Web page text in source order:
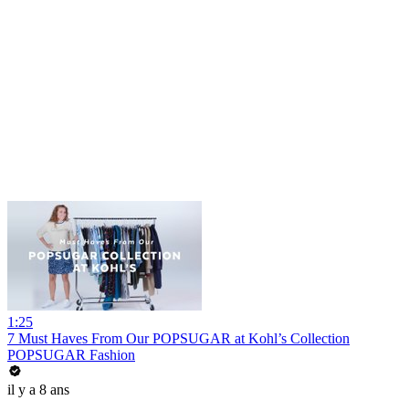
1:25
7 Must Haves From Our POPSUGAR at Kohl’s Collection
POPSUGAR Fashion
il y a 8 ans